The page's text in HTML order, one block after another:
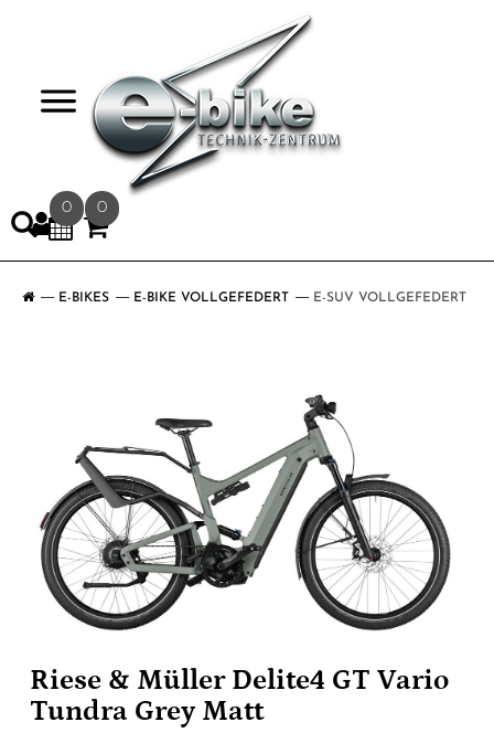
0 0
E-BIKES E-BIKE VOLLGEFEDERT E-SUV VOLLGEFEDERT
Riese & Müller Delite4 GT Vario
Tundra Grey Matt